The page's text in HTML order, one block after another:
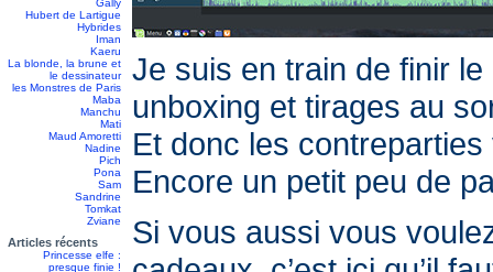
Gally
Hubert de Lartigue
Hybrides
Iman
Kaeru
La blonde, la brune et
le dessinateur
les Monstres de Paris
Maba
Manchu
Mati
Maud Amoretti
Nadine
Pich
Pona
Sam
Sandrine
Tomkat
Zviane
Articles récents
Princesse elfe :
presque finie !
Je suis en train de finir
unboxing et tirages au
Et donc les
Encore un petit peu de
Si vous aussi vous